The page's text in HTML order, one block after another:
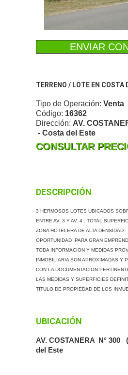
ENVIAR
TERRENO / LOTE EN COSTA
Tipo de Operación: Venta
Código: 16362
Dirección: AV.
- Costa del Este
CONSULTAR
DESCRIPCIÓN
3 HERMOSOS LOTES UBICADOS
ENTRE AV. 3 Y AV. 4 . TOTAL
ZONA HOTELERA DE ALTA DENSIDAD
OPORTUNIDAD PARA GRAN
TODA INFORMACION Y MEDIDAS
INMOBILIARIA SON APROXIMADAS Y
CON LA DOCUMENTACION
LAS MEDIDAS Y SUPERFICIES
TITULO DE PROPIEDAD DE LOS
UBICACIÓN
AV. COSTANERA N° 300
del Este